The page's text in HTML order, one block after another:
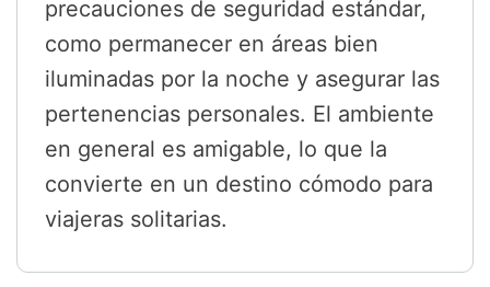
precauciones de seguridad estándar,
como permanecer en áreas bien
iluminadas por la noche y asegurar las
pertenencias personales. El ambiente
en general es amigable, lo que la
convierte en un destino cómodo para
viajeras solitarias.